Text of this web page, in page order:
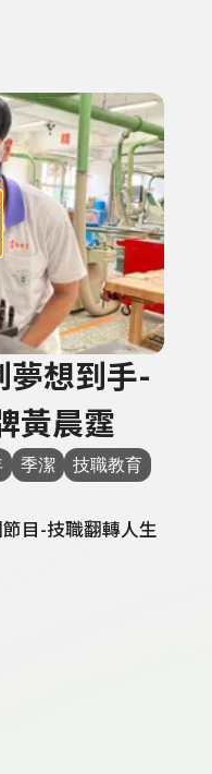
持人或關鍵字
夢想到手-
黃晨霆
季潔
技職教育
目-技職翻轉人生